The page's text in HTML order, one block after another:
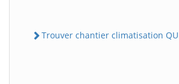
Trouver chantier climatisation